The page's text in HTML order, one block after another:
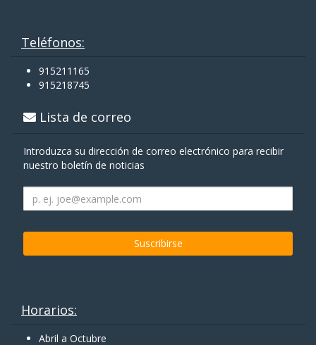
Teléfonos:
915211165
915218745
Lista de correo
Introduzca su dirección de correo electrónico para recibir
nuestro boletín de noticias
Horarios:
Abril a Octubre